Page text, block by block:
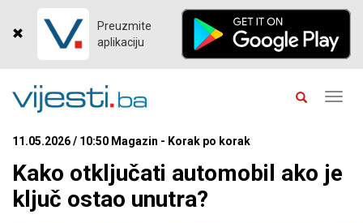
Preuzmite
aplikaciju
11.05.2026 / 10:50 Magazin - Korak po korak
Kako otključati automobil ako je
ključ ostao unutra?